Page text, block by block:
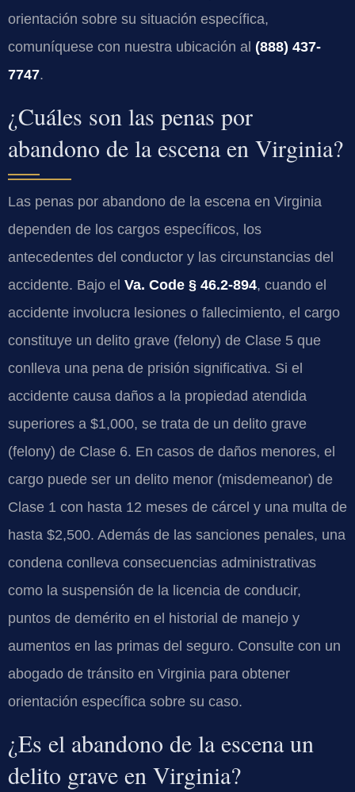
orientación sobre su situación específica,
comuníquese con nuestra ubicación al (888) 437-
7747.
¿Cuáles son las penas por
abandono de la escena en Virginia?
Las penas por abandono de la escena en Virginia
dependen de los cargos específicos, los
antecedentes del conductor y las circunstancias del
accidente. Bajo el Va. Code § 46.2-894, cuando el
accidente involucra lesiones o fallecimiento, el cargo
constituye un delito grave (felony) de Clase 5 que
conlleva una pena de prisión significativa. Si el
accidente causa daños a la propiedad atendida
superiores a $1,000, se trata de un delito grave
(felony) de Clase 6. En casos de daños menores, el
cargo puede ser un delito menor (misdemeanor) de
Clase 1 con hasta 12 meses de cárcel y una multa de
hasta $2,500. Además de las sanciones penales, una
condena conlleva consecuencias administrativas
como la suspensión de la licencia de conducir,
puntos de demérito en el historial de manejo y
aumentos en las primas del seguro. Consulte con un
abogado de tránsito en Virginia para obtener
orientación específica sobre su caso.
¿Es el abandono de la escena un
delito grave en Virginia?